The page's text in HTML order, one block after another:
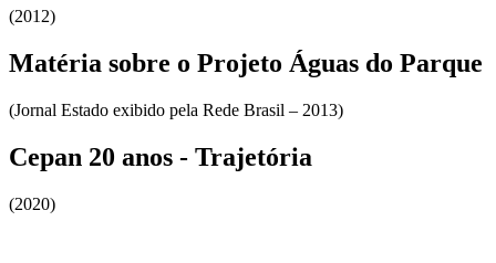
(2012)
Matéria sobre o Projeto Águas do Parque
(Jornal Estado exibido pela Rede Brasil – 2013)
Cepan 20 anos - Trajetória
(2020)